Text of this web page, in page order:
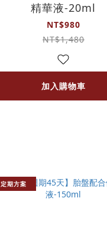
精華液-20ml
NT$980
NT$1,480
加入購物車
定期方案